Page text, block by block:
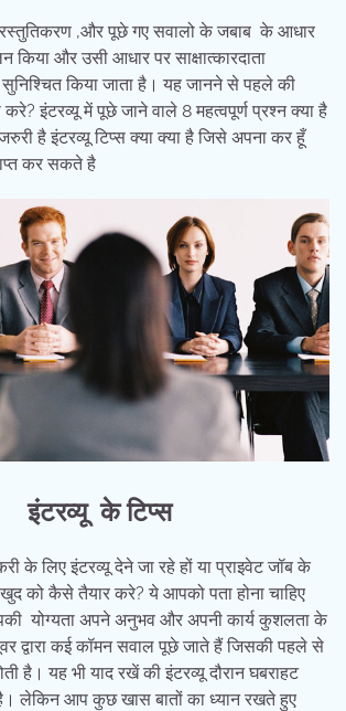
,और पूछे गए सवालो के जबाब के आधार
और उसी आधार पर साक्षात्कारदाता
सुनिश्चित किया जाता है। यह जानने से पहले की
इंटरव्यू में पूछे जाने वाले 8 महत्वपूर्ण प्रश्न क्या है
है इंटरव्यू टिप्स क्या क्या है जिसे अपना कर हूँ
कर सकते है
इंटरव्यू के टिप्स
के लिए इंटरव्यू देने जा रहे हों या प्राइवेट जॉब के
को कैसे तैयार करे? ये आपको पता होना चाहिए
योग्यता अपने अनुभव और अपनी कार्य कुशलता के
द्वारा कई कॉमन सवाल पूछे जाते हैं जिसकी पहले से
है। यह भी याद रखें की इंटरव्यू दौरान घबराहट
है। लेकिन आप कुछ खास बातों का ध्यान रखते हुए